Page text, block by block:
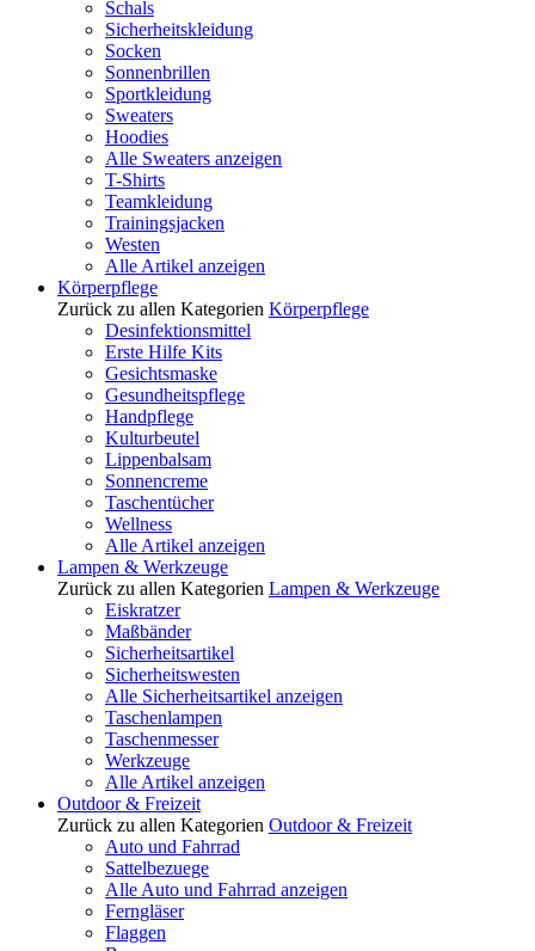
Schals
Sicherheitskleidung
Socken
Sonnenbrillen
Sportkleidung
Sweaters
Hoodies
Alle Sweaters anzeigen
T-Shirts
Teamkleidung
Trainingsjacken
Westen
Alle Artikel anzeigen
Körperpflege
Zurück zu allen Kategorien Körperpflege
Desinfektionsmittel
Erste Hilfe Kits
Gesichtsmaske
Gesundheitspflege
Handpflege
Kulturbeutel
Lippenbalsam
Sonnencreme
Taschentücher
Wellness
Alle Artikel anzeigen
Lampen & Werkzeuge
Zurück zu allen Kategorien Lampen & Werkzeuge
Eiskratzer
Maßbänder
Sicherheitsartikel
Sicherheitswesten
Alle Sicherheitsartikel anzeigen
Taschenlampen
Taschenmesser
Werkzeuge
Alle Artikel anzeigen
Outdoor & Freizeit
Zurück zu allen Kategorien Outdoor & Freizeit
Auto und Fahrrad
Sattelbezuege
Alle Auto und Fahrrad anzeigen
Ferngläser
Flaggen